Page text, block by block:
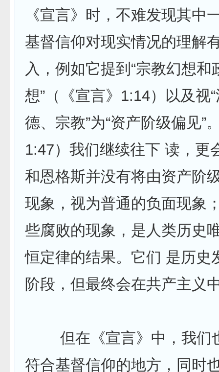
《宣言》时，不难发现其中
基督信仰对现实情况的理解
入，例如它提到“宗教幻想和
想”（《宣言》1:14）以及视
德、宗教”为“资产阶级偏见”
1:47）我们继续往下 读，更
和恩格斯并没有将由资产阶
现象，视为普通的负面现象
些腐败的现象，是人类历史
恒定律的结果。它们 是历史
阶段，但最终会在共产主义
但在《宣言》中，我们
符合基督信仰的地方，同时